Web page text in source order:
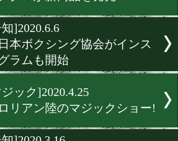
[TV情報]2020.9.19
川嶋勝重氏がバース&ディ
演
[告知]2020.7.6
ジアクロが新商品を発売